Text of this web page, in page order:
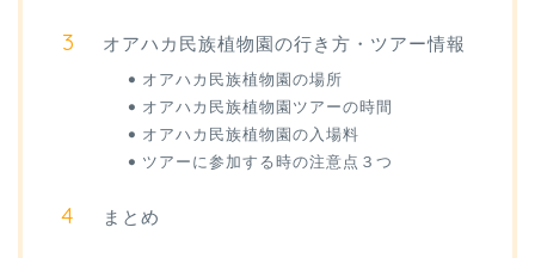
オアハカ民族植物園の行き方・ツアー情報
オアハカ民族植物園の場所
オアハカ民族植物園ツアーの時間
オアハカ民族植物園の入場料
ツアーに参加する時の注意点３つ
まとめ